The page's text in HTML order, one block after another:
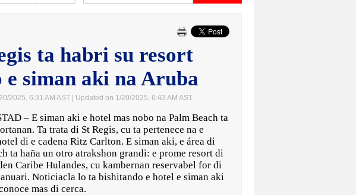
ta habri su resort
e siman aki na Aruba
2025, 6:31 AM AST | Updated on 1/20/2025, 6:43 AM AST
– E siman aki e hotel mas nobo na Palm Beach ta
Ta trata di St Regis, cu ta pertenece na e
di e cadena Ritz Carlton. E siman aki, e área di
ta haña un otro atrakshon grandi: e prome resort di
Caribe Hulandes, cu kambernan reservabel for di
Noticiacla lo ta bishitando e hotel e siman aki
mas di cerca.